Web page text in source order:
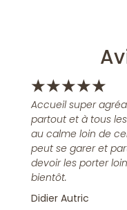
★★★★★
Accueil super
partout et à tous
au calme loin de
peut se garer et
devoir les porter
bientôt.
Didier Autric